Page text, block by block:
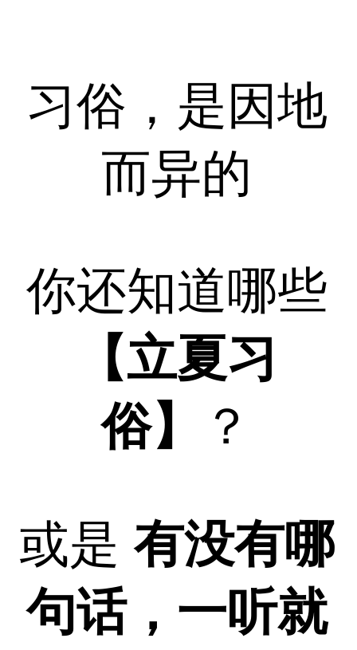
习俗，是因地
而异的
你还知道哪些
【立夏习
俗】
？
或是有没有哪
句话，一听就